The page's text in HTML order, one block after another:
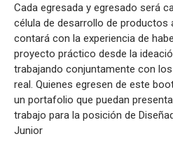
Cada egresada y egresado será
célula de desarrollo de productos
contará con la experiencia de
proyecto práctico desde la
trabajando conjuntamente con
real. Quienes egresen de este
un portafolio que puedan
trabajo para la posición de
Junior